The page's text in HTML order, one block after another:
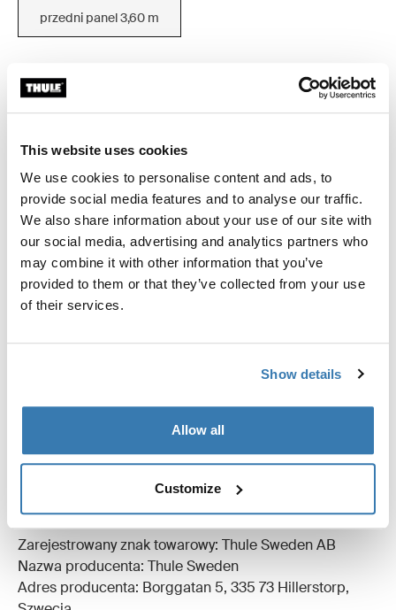
This website uses cookies
We use cookies to personalise content and ads, to
provide social media features and to analyse our traffic.
We also share information about your use of our site with
our social media, advertising and analytics partners who
may combine it with other information that you’ve
provided to them or that they’ve collected from your use
of their services.
Show details
Allow all
Customize
przedni panel 3,60 m
Zapinana na zamek siatka przeciw komarom, aby
chronić namiot przed brudem i szkodnikami.
Wszystkie cechy
Toggle overview
Informacje o produkcji
Zarejestrowany znak towarowy: Thule Sweden AB
Nazwa producenta: Thule Sweden
Adres producenta: Borggatan 5, 335 73 Hillerstorp,